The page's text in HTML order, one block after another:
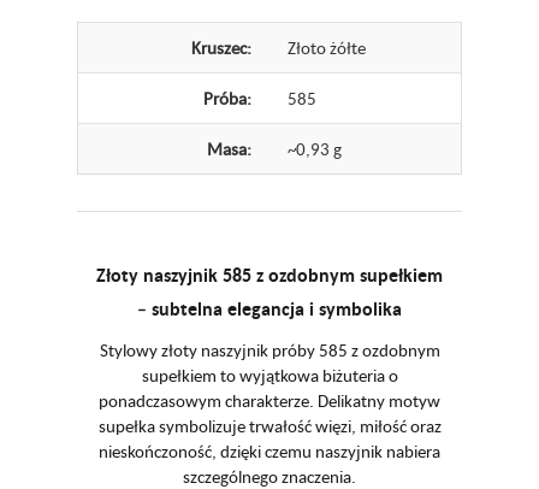
Kruszec: Złoto żółte
Próba: 585
Masa: ~0,93 g
Złoty naszyjnik 585 z ozdobnym supełkiem
– subtelna elegancja i symbolika
Stylowy złoty naszyjnik próby 585 z ozdobnym
supełkiem to wyjątkowa biżuteria o
ponadczasowym charakterze. Delikatny motyw
supełka symbolizuje trwałość więzi, miłość oraz
nieskończoność, dzięki czemu naszyjnik nabiera
szczególnego znaczenia.